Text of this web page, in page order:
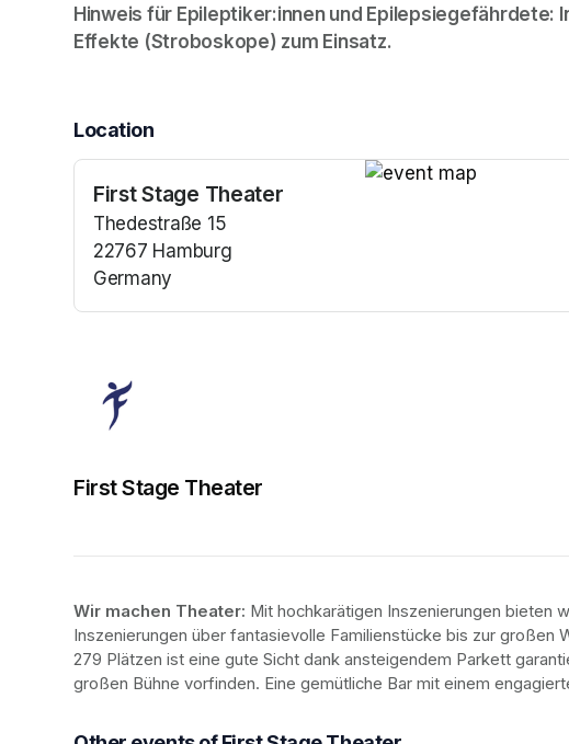
Hinweis für Epileptiker:innen und Epilepsiegefährdete:
Effekte (Stroboskope) zum Einsatz.
Location
First Stage Theater
Thedestraße 15
22767 Hamburg
Germany
(opens in a new tab)
First Stage Theater
Wir machen Theater: Mit hochkarätigen Inszenierungen bieten
Inszenierungen über fantasievolle Familienstücke bis zur großen
279 Plätzen ist eine gute Sicht dank ansteigendem Parkett
großen Bühne vorfinden. Eine gemütliche Bar mit einem